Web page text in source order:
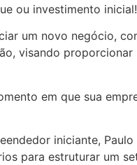
ou investimento inicial!
um novo negócio,
visando
em que sua
iniciante,
para estruturar um